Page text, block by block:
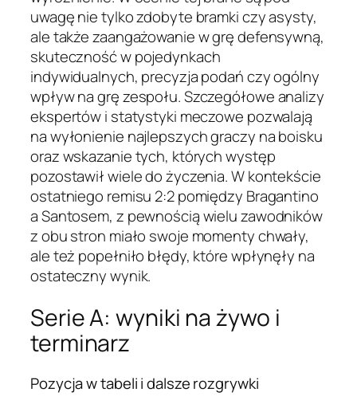
uwagę nie tylko zdobyte bramki czy asysty,
ale także zaangażowanie w grę defensywną,
skuteczność w pojedynkach
indywidualnych, precyzja podań czy ogólny
wpływ na grę zespołu. Szczegółowe analizy
ekspertów i statystyki meczowe pozwalają
na wyłonienie najlepszych graczy na boisku
oraz wskazanie tych, których występ
pozostawił wiele do życzenia. W kontekście
ostatniego remisu 2:2 pomiędzy Bragantino
a Santosem, z pewnością wielu zawodników
z obu stron miało swoje momenty chwały,
ale też popełniło błędy, które wpłynęły na
ostateczny wynik.
Serie A: wyniki na żywo i
terminarz
Pozycja w tabeli i dalsze rozgrywki